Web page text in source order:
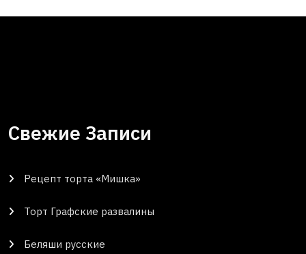
Свежие Записи
Рецепт торта «Мишка»
Торт Графские развалины
Беляши русские